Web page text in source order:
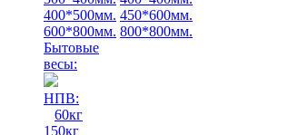
400*500мм. 450*600мм.
600*800мм. 800*800мм.
Бытовые
весы:
НПВ:
60кг
150кг